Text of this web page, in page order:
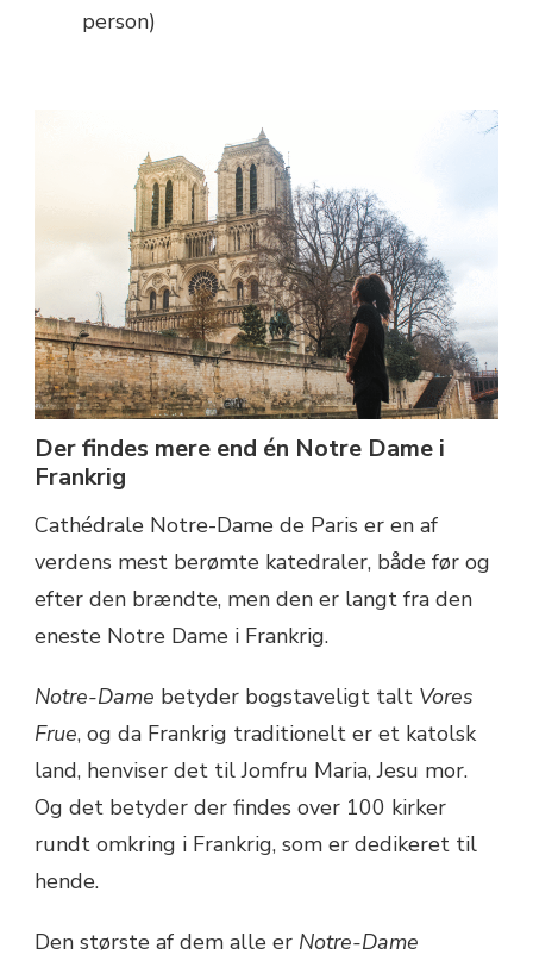
person)
Der findes mere end én Notre Dame i
Frankrig
Cathédrale Notre-Dame de Paris er en af
verdens mest berømte katedraler, både før og
efter den brændte, men den er langt fra den
eneste Notre Dame i Frankrig.
Notre-Dame betyder bogstaveligt talt Vores
Frue, og da Frankrig traditionelt er et katolsk
land, henviser det til Jomfru Maria, Jesu mor.
Og det betyder der findes over 100 kirker
rundt omkring i Frankrig, som er dedikeret til
hende.
Den største af dem alle er Notre-Dame